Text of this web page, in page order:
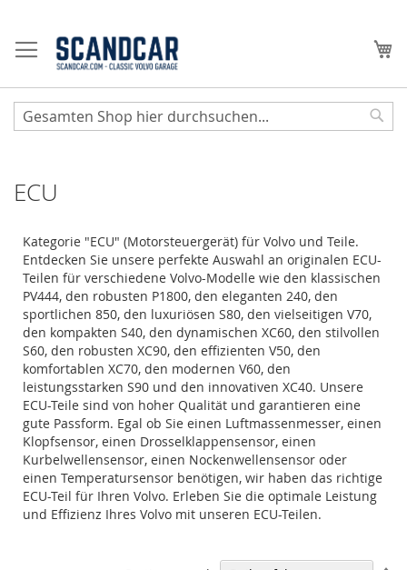
Inhalt
springen
ECU
Kategorie "ECU" (Motorsteuergerät) für Volvo und Teile.
Entdecken Sie unsere perfekte Auswahl an originalen ECU-
Teilen für verschiedene Volvo-Modelle wie den klassischen
PV444, den robusten P1800, den eleganten 240, den
sportlichen 850, den luxuriösen S80, den vielseitigen V70,
den kompakten S40, den dynamischen XC60, den stilvollen
S60, den robusten XC90, den effizienten V50, den
komfortablen XC70, den modernen V60, den
leistungsstarken S90 und den innovativen XC40. Unsere
ECU-Teile sind von hoher Qualität und garantieren eine
gute Passform. Egal ob Sie einen Luftmassenmesser, einen
Klopfsensor, einen Drosselklappensensor, einen
Kurbelwellensensor, einen Nockenwellensensor oder
einen Temperatursensor benötigen, wir haben das richtige
ECU-Teil für Ihren Volvo. Erleben Sie die optimale Leistung
und Effizienz Ihres Volvo mit unseren ECU-Teilen.